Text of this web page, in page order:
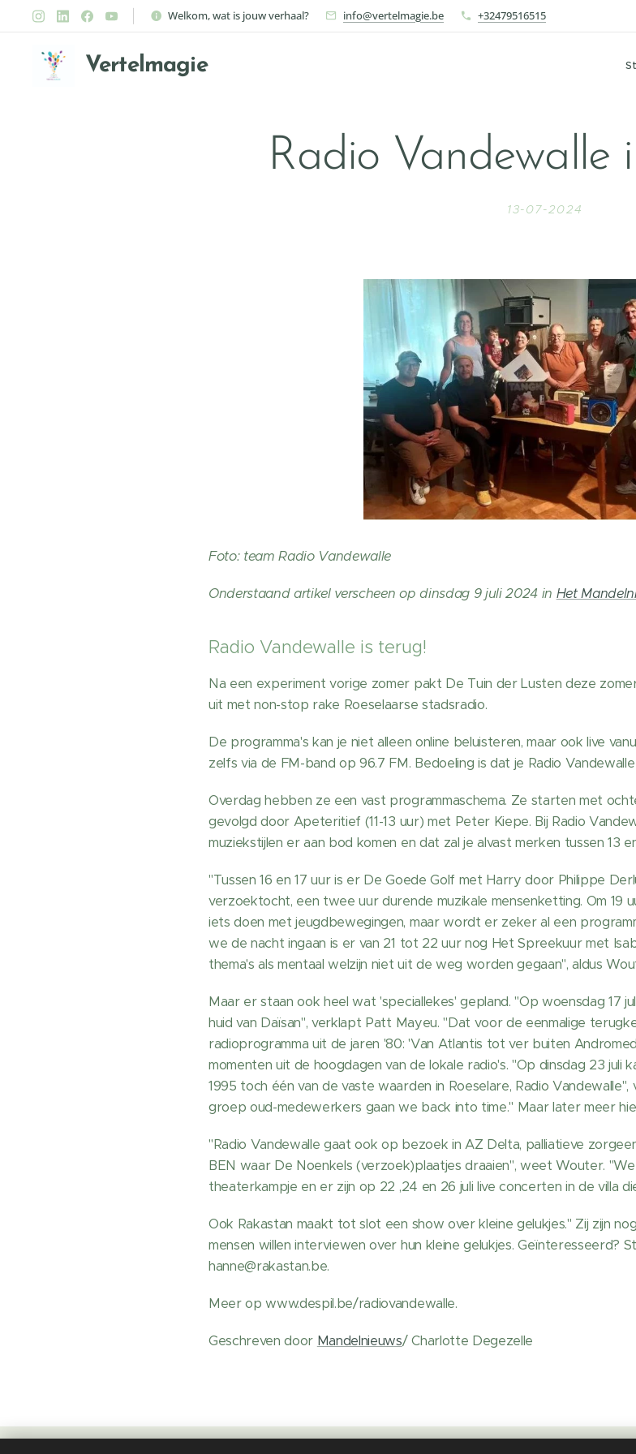
Welkom, wat is jouw verhaal? info@vertelmagie.be +32479516515
Vertelmagie
Radio Vandewalle
13-07-2024
Foto: team Radio Vandewalle
Onderstaand artikel verscheen op dinsdag 9 juli 2024 in Het
Radio Vandewalle is terug!
Na een experiment vorige zomer pakt De Tuin der Lusten deze
uit met non-stop rake Roeselaarse stadsradio.
De programma's kan je niet alleen online beluisteren, maar ook live
zelfs via de FM-band op 96.7 FM. Bedoeling is dat je Radio
Overdag hebben ze een vast programmaschema. Ze starten met
gevolgd door Apeteritief (11-13 uur) met Peter Kiepe. Bij Radio
muziekstijlen er aan bod komen en dat zal je alvast merken tussen 13
"Tussen 16 en 17 uur is er De Goede Golf met Harry door Philippe
verzoektocht, een twee uur durende muzikale mensenketting. Om 19
iets doen met jeugdbewegingen, maar wordt er zeker al een
we de nacht ingaan is er van 21 tot 22 uur nog Het Spreekuur met
thema's als mentaal welzijn niet uit de weg worden gegaan", aldus
Maar er staan ook heel wat 'speciallekes' gepland. "Op woensdag 17
huid van Daïsan", verklapt Patt Mayeu. "Dat voor de eenmalige
radioprogramma uit de jaren '80: 'Van Atlantis tot ver buiten
momenten uit de hoogdagen van de lokale radio's. "Op dinsdag 23 juli
1995 toch één van de vaste waarden in Roeselare, Radio
groep oud-medewerkers gaan we back into time." Maar later meer
"Radio Vandewalle gaat ook op bezoek in AZ Delta, palliatieve
BEN waar De Noenkels (verzoek)plaatjes draaien", weet Wouter.
theaterkampje en er zijn op 22 ,24 en 26 juli live concerten in de villa
Ook Rakastan maakt tot slot een show over kleine gelukjes." Zij zijn
mensen willen interviewen over hun kleine gelukjes. Geïnteresseerd?
hanne@rakastan.be.
Meer op www.despil.be/radiovandewalle.
Geschreven door Mandelnieuws/ Charlotte Degezelle